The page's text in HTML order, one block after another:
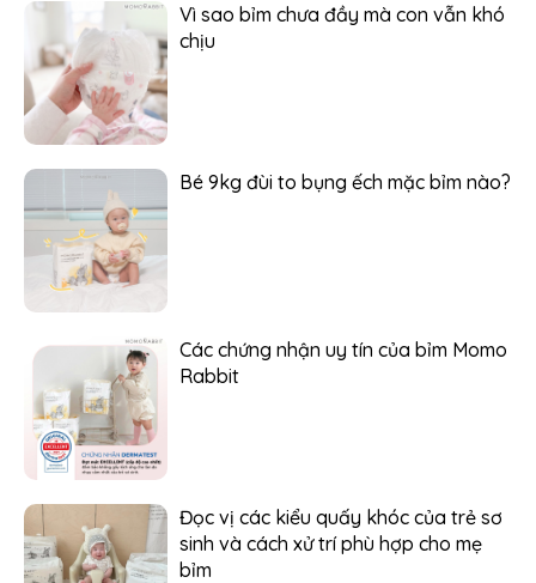
Vì sao bỉm chưa đầy mà con vẫn khó
chịu
Bé 9kg đùi to bụng ếch mặc bỉm nào?
Các chứng nhận uy tín của bỉm Momo
Rabbit
Đọc vị các kiểu quấy khóc của trẻ sơ
sinh và cách xử trí phù hợp cho mẹ
bỉm